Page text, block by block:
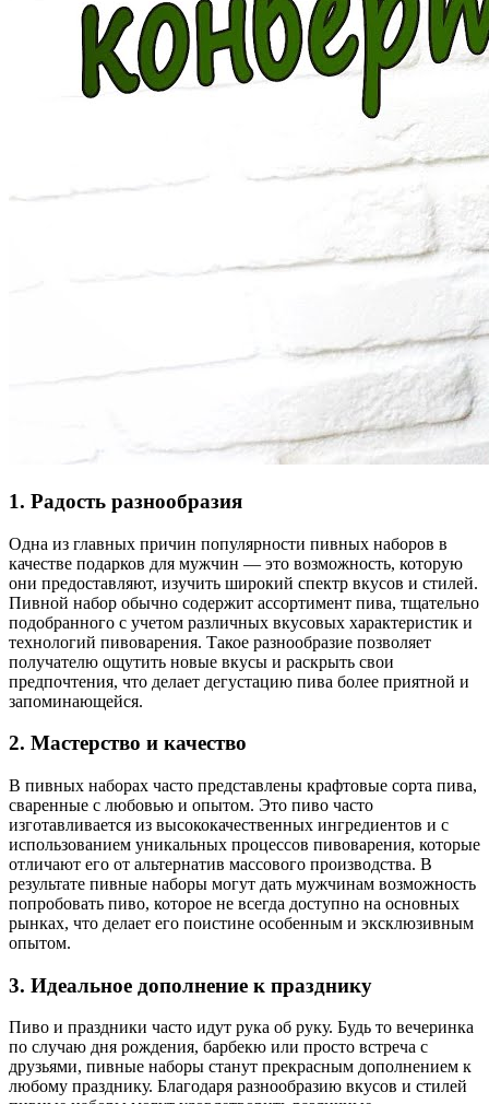
1. Радость разнообразия
Одна из главных причин популярности пивных наборов в
качестве подарков для мужчин — это возможность, которую
они предоставляют, изучить широкий спектр вкусов и стилей.
Пивной набор обычно содержит ассортимент пива, тщательно
подобранного с учетом различных вкусовых характеристик и
технологий пивоварения. Такое разнообразие позволяет
получателю ощутить новые вкусы и раскрыть свои
предпочтения, что делает дегустацию пива более приятной и
запоминающейся.
2. Мастерство и качество
В пивных наборах часто представлены крафтовые сорта пива,
сваренные с любовью и опытом. Это пиво часто
изготавливается из высококачественных ингредиентов и с
использованием уникальных процессов пивоварения, которые
отличают его от альтернатив массового производства. В
результате пивные наборы могут дать мужчинам возможность
попробовать пиво, которое не всегда доступно на основных
рынках, что делает его поистине особенным и эксклюзивным
опытом.
3. Идеальное дополнение к празднику
Пиво и праздники часто идут рука об руку. Будь то вечеринка
по случаю дня рождения, барбекю или просто встреча с
друзьями, пивные наборы станут прекрасным дополнением к
любому празднику. Благодаря разнообразию вкусов и стилей